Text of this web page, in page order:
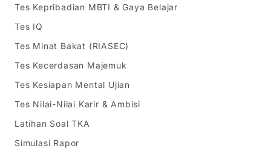
Tes Kepribadian MBTI & Gaya Belajar
Tes IQ
Tes Minat Bakat (RIASEC)
Tes Kecerdasan Majemuk
Tes Kesiapan Mental Ujian
Tes Nilai-Nilai Karir & Ambisi
Latihan Soal TKA
Simulasi Rapor